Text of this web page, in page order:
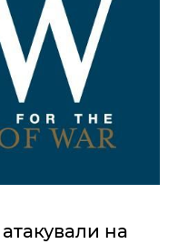
на